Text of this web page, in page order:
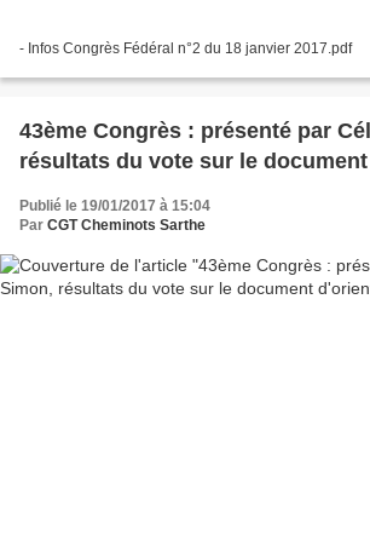
- Infos Congrès Fédéral n°2 du 18 janvier 2017.pdf
43ème Congrès : présenté par
résultats du vote sur le
Publié le 19/01/2017 à 15:04
Par CGT Cheminots Sarthe